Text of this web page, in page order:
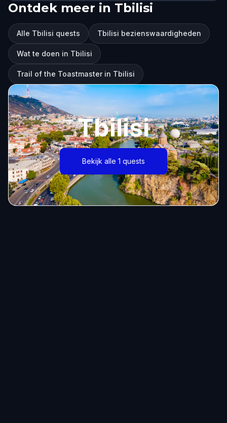
Ontdek meer in Tbilisi
Alle Tbilisi quests Tbilisi bezienswaardigheden
Wat te doen in Tbilisi
Trail of the Toastmaster in Tbilisi
Tbilisi
Bekijk alle 1 quests